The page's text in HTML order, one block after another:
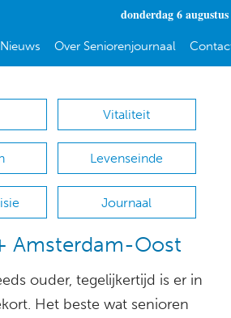
donderdag 6 augustus
Nieuws Over Seniorenjournaal
Vitaliteit
Levenseinde
Journaal
Amsterdam-Oost
ouder, tegelijkertijd is er in
Het beste wat senioren